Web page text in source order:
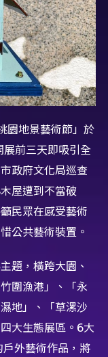
園地景藝術節」於
前三天即吸引全
政府文化局巡查
屋遭到不當破
民眾在感受藝術
公共藝術裝置。
題，橫跨大園、
圍漁港」、「永
地」、「草漯沙
大生態展區。6大
外藝術作品，將